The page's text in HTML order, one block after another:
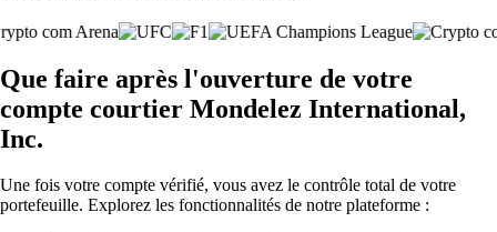
Que faire après l'ouverture de votre
compte courtier Mondelez International,
Inc.
Une fois votre compte vérifié, vous avez le contrôle total de votre
portefeuille. Explorez les fonctionnalités de notre plateforme :